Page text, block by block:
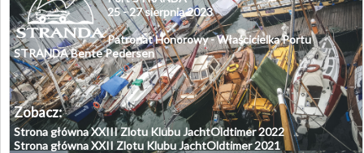
25 - 27 sierpnia 2023
Patronat Honorowy -Właścicielka Portu
STRANDA Bente Pedersen
Zobacz:
Strona główna XXIII Zlotu Klubu JachtOldtimer 2022
Strona główna XXII Zlotu Klubu JachtOldtimer 2021